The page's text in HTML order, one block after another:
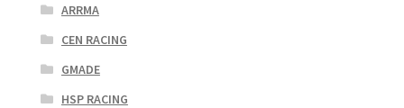
ARRMA
CEN RACING
GMADE
HSP RACING